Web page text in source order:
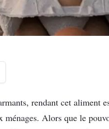
rendant cet aliment
Alors que le